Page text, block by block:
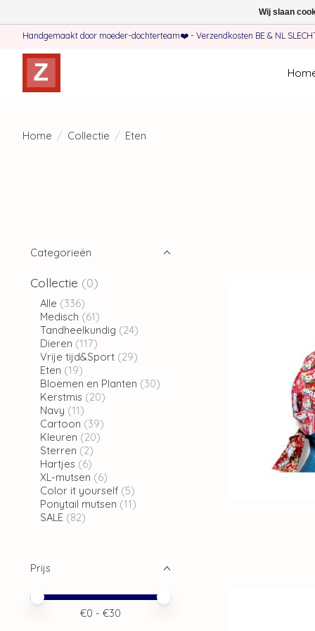
Handgemaakt door moeder-dochterteam❤️ - Verzendkosten BE & NL
Home / Collectie / Eten
Categorieën
Collectie (0)
Alle (336)
Medisch (61)
Tandheelkundig (24)
Dieren (117)
Vrije tijd&Sport (29)
Eten (19)
Bloemen en Planten (30)
Kerstmis (20)
Navy (11)
Cartoon (39)
Kleuren (20)
Sterren (2)
Hartjes (6)
XL-mutsen (6)
Color it yourself (5)
Ponytail mutsen (11)
SALE (82)
Prijs
Minimale prijswaarde
Price maximum value
€0 - €30
Wij slaan